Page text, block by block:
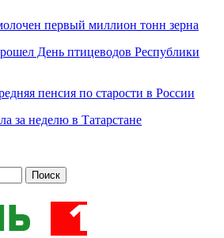
первый миллион тонн зерна
День птицеводов Республики
пенсия по старости в России
за неделю в Татарстане